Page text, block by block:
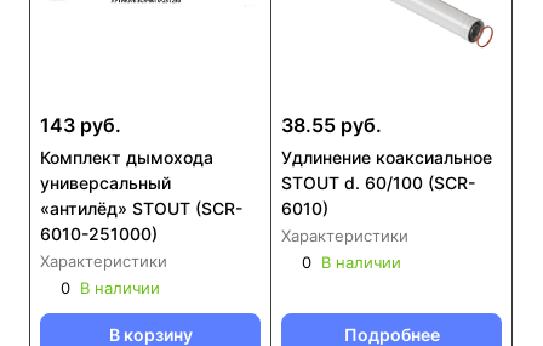
143 руб.
Комплект дымохода
универсальный
«антилёд» STOUT (SCR-
6010-251000)
Характеристики
0 В наличии
В корзину
38.55 руб.
Удлинение коаксиальное
STOUT d. 60/100 (SCR-
6010)
Характеристики
0 В наличии
Подробнее